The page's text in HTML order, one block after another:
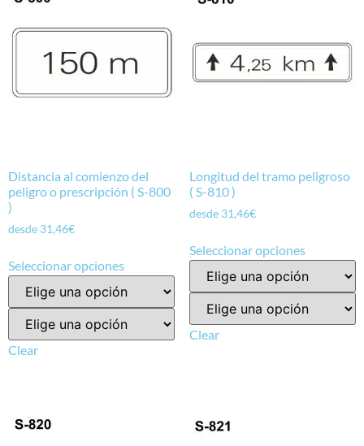
Distancia al comienzo del
peligro o prescripción ( S-800
)
desde 31,46€
Seleccionar opciones
Clear
Longitud del tramo peligroso
( S-810 )
desde 31,46€
Seleccionar opciones
Clear